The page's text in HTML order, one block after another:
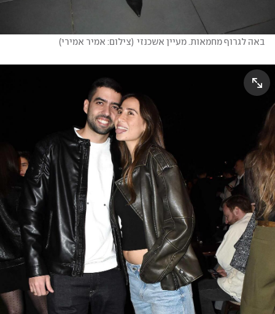
באה לגרוף מחמאות. מעיין אשכנזי (צילום: אמיר אמירי)